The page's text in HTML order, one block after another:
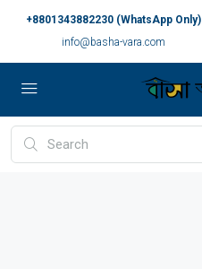
+8801343882230 (WhatsApp Only)
info@basha-vara.com